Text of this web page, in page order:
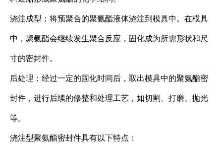
浇注成型：将预聚合的聚氨酯液体浇注到模具中。在模具
中，聚氨酯会继续发生聚合反应，固化成为所需形状和尺
寸的密封件。
后处理：经过一定的固化时间后，取出模具中的聚氨酯密
封件，进行后续的修整和处理工艺，如切割、打磨、抛光
等。
浇注型聚氨酯密封件具有以下特点：